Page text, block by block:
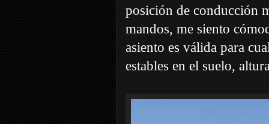
posición de conducción
mandos, me siento
asiento es válida para
estables en el suelo,